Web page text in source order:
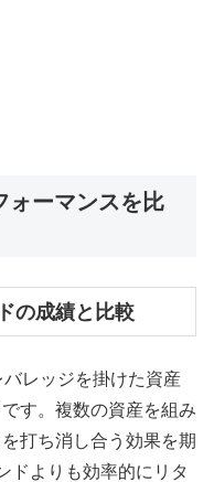
ォーマンスを比
の成績と比較
レッジを掛けた資産
す。複数の資産を組み
打ち消し合う効果を期
ドよりも効率的にリタ